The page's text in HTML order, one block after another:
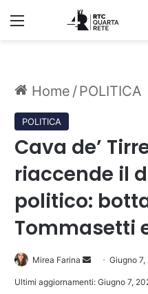
Menu
Home / POLITICA
POLITICA
Cava de’
riaccende il
politico:
Tommasetti
Mirea Farina
Invia Giugno
Ultimi aggiornamenti: Giugno 7,